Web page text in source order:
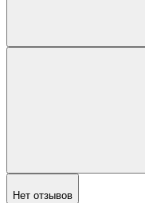
Нет отзывов